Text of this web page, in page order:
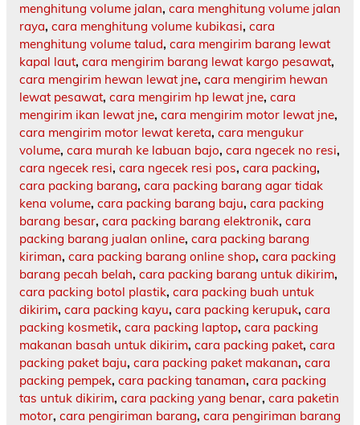
menghitung volume jalan, cara menghitung volume jalan
raya, cara menghitung volume kubikasi, cara
menghitung volume talud, cara mengirim barang lewat
kapal laut, cara mengirim barang lewat kargo pesawat,
cara mengirim hewan lewat jne, cara mengirim hewan
lewat pesawat, cara mengirim hp lewat jne, cara
mengirim ikan lewat jne, cara mengirim motor lewat jne,
cara mengirim motor lewat kereta, cara mengukur
volume, cara murah ke labuan bajo, cara ngecek no resi,
cara ngecek resi, cara ngecek resi pos, cara packing,
cara packing barang, cara packing barang agar tidak
kena volume, cara packing barang baju, cara packing
barang besar, cara packing barang elektronik, cara
packing barang jualan online, cara packing barang
kiriman, cara packing barang online shop, cara packing
barang pecah belah, cara packing barang untuk dikirim,
cara packing botol plastik, cara packing buah untuk
dikirim, cara packing kayu, cara packing kerupuk, cara
packing kosmetik, cara packing laptop, cara packing
makanan basah untuk dikirim, cara packing paket, cara
packing paket baju, cara packing paket makanan, cara
packing pempek, cara packing tanaman, cara packing
tas untuk dikirim, cara packing yang benar, cara paketin
motor, cara pengiriman barang, cara pengiriman barang